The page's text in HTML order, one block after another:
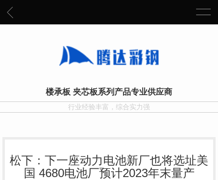
楼承板 夹芯板系列产品专业供应商
行业经验丰富，综合实力强
松下：下一座动力电池新厂也将选址美
国 4680电池厂预计2023年末量产